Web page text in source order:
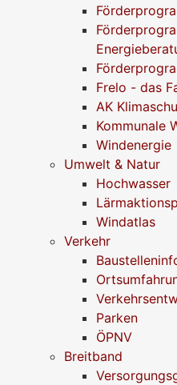
Frelo - das
AK
Kommunale
Windenergie
Umwelt & Natur
Hochwasser
Windatlas
Verkehr
Parken
ÖPNV
Breitband